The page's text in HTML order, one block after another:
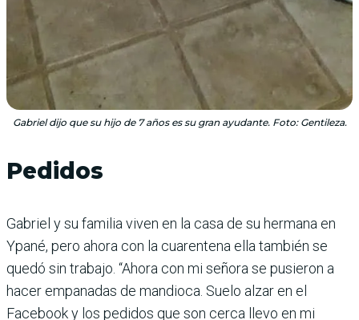
Gabriel dijo que su hijo de 7 años es su gran ayudante. Foto: Gentileza.
Pedidos
Gabriel y su familia viven en la casa de su hermana en
Ypané, pero ahora con la cuarentena ella también se
quedó sin trabajo. “Ahora con mi señora se pusieron a
hacer empanadas de mandioca. Suelo alzar en el
Facebook y los pedidos que son cerca llevo en mi